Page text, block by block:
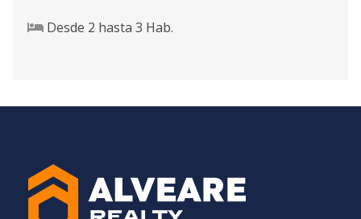
Desde 2 hasta 3 Hab.